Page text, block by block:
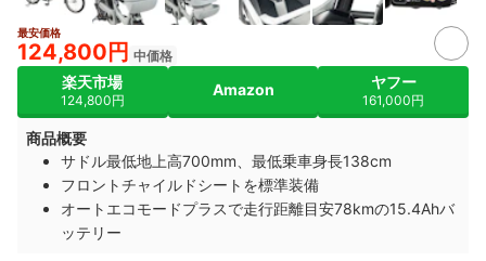
最安価格
124,800円 中価格
楽天市場
124,800円
Amazon ヤフー
161,000円
商品概要
サドル最低地上高700mm、最低乗車身長138cm
フロントチャイルドシートを標準装備
オートエコモードプラスで走行距離目安78kmの15.4Ahバ
ッテリー